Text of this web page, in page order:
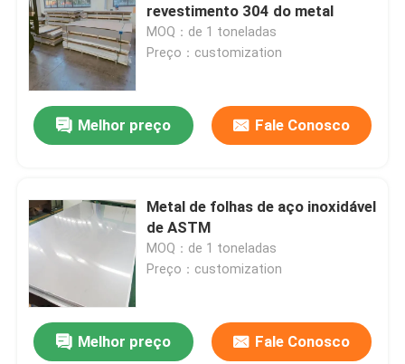
revestimento 304 do metal
MOQ：de 1 toneladas
Preço：customization
Melhor preço Fale Conosco
Metal de folhas de aço inoxidável
de ASTM
MOQ：de 1 toneladas
Preço：customization
Melhor preço Fale Conosco